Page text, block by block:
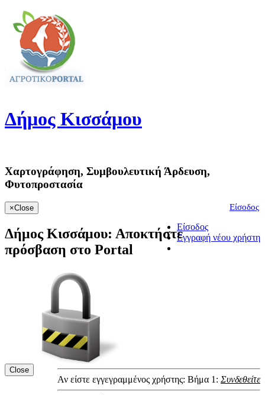
Δήμος Κισσάμου
Χαρτογράφηση, Συμβουλευτική Άρδευση,
Φυτοπροστασία
Είσοδος
Είσοδος
Εγγραφή νέου χρήστη
×Close
Δήμος Κισσάμου: Αποκτήστε
πρόσβαση στο Portal
Αν είστε εγγεγραμμένος χρήστης: Βήμα 1: Συνδεθείτε
Close